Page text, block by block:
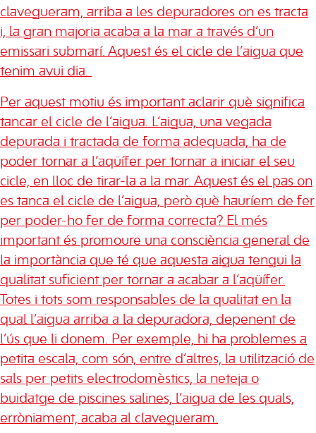
clavegueram, arriba a les depuradores on es tracta
i, la gran majoria acaba a la mar a través d’un
emissari submarí. Aquest és el cicle de l’aigua que
tenim avui dia.
Per aquest motiu és important aclarir què significa
tancar el cicle de l’aigua. L’aigua, una vegada
depurada i tractada de forma adequada, ha de
poder tornar a l’aqüífer per tornar a iniciar el seu
cicle, en lloc de tirar-la a la mar. Aquest és el pas on
es tanca el cicle de l’aigua, però què hauríem de fer
per poder-ho fer de forma correcta? El més
important és promoure una consciència general de
la importància que té que aquesta aigua tengui la
qualitat suficient per tornar a acabar a l’aqüífer.
Totes i tots som responsables de la qualitat en la
qual l’aigua arriba a la depuradora, depenent de
l’ús que li donem. Per exemple, hi ha problemes a
petita escala, com són, entre d’altres, la utilització de
sals per petits electrodomèstics, la neteja o
buidatge de piscines salines, l’aigua de les quals,
erròniament, acaba al clavegueram.